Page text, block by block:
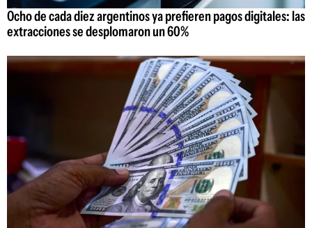
Ocho de cada diez argentinos ya prefieren pagos digitales: las
extracciones se desplomaron un 60%